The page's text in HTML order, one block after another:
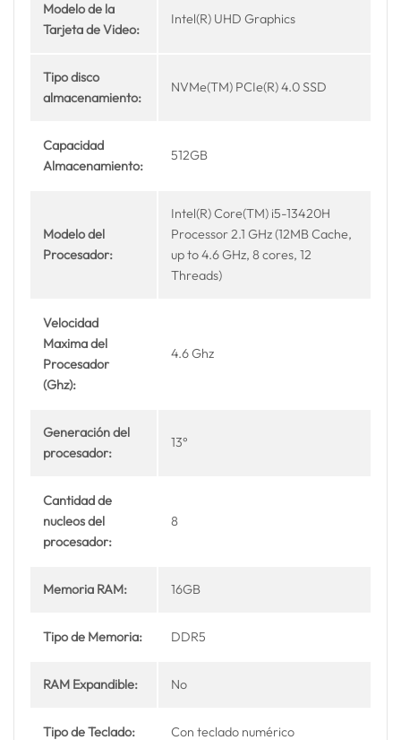
Modelo de la
Tarjeta de Video:
Intel(R) UHD Graphics
Tipo disco
almacenamiento:
NVMe(TM) PCIe(R) 4.0 SSD
Capacidad
Almacenamiento:
512GB
Modelo del
Procesador:
Intel(R) Core(TM) i5-13420H
Processor 2.1 GHz (12MB Cache,
up to 4.6 GHz, 8 cores, 12
Threads)
Velocidad
Maxima del
Procesador
(Ghz):
4.6 Ghz
Generación del
procesador:
13°
Cantidad de
nucleos del
procesador:
8
Memoria RAM: 16GB
Tipo de Memoria: DDR5
RAM Expandible: No
Tipo de Teclado: Con teclado numérico